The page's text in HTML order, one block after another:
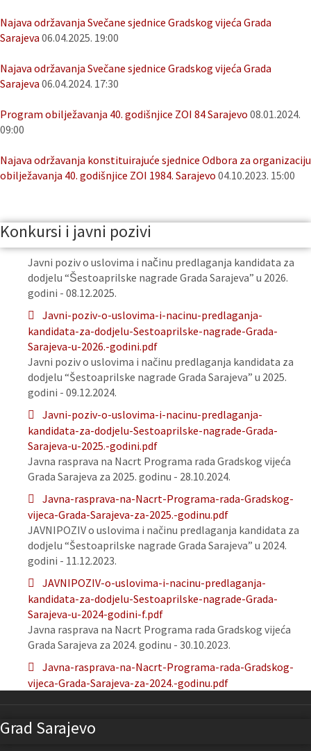
Najava održavanja Svečane sjednice Gradskog vijeća Grada
Sarajeva 06.04.2025. 19:00
Najava održavanja Svečane sjednice Gradskog vijeća Grada
Sarajeva 06.04.2024. 17:30
Program obilježavanja 40. godišnjice ZOI 84 Sarajevo 08.01.2024.
09:00
Najava održavanja konstituirajuće sjednice Odbora za organizaciju
obilježavanja 40. godišnjice ZOI 1984. Sarajevo 04.10.2023. 15:00
Konkursi i javni pozivi
Javni poziv o uslovima i načinu predlaganja kandidata za
dodjelu “Šestoaprilske nagrade Grada Sarajeva” u 2026.
godini - 08.12.2025.
Javni-poziv-o-uslovima-i-nacinu-predlaganja-
kandidata-za-dodjelu-Sestoaprilske-nagrade-Grada-
Sarajeva-u-2026.-godini.pdf
Javni poziv o uslovima i načinu predlaganja kandidata za
dodjelu “Šestoaprilske nagrade Grada Sarajeva” u 2025.
godini - 09.12.2024.
Javni-poziv-o-uslovima-i-nacinu-predlaganja-
kandidata-za-dodjelu-Sestoaprilske-nagrade-Grada-
Sarajeva-u-2025.-godini.pdf
Javna rasprava na Nacrt Programa rada Gradskog vijeća
Grada Sarajeva za 2025. godinu - 28.10.2024.
Javna-rasprava-na-Nacrt-Programa-rada-Gradskog-
vijeca-Grada-Sarajeva-za-2025.-godinu.pdf
JAVNIPOZIV o uslovima i načinu predlaganja kandidata za
dodjelu “Šestoaprilske nagrade Grada Sarajeva” u 2024.
godini - 11.12.2023.
JAVNIPOZIV-o-uslovima-i-nacinu-predlaganja-
kandidata-za-dodjelu-Sestoaprilske-nagrade-Grada-
Sarajeva-u-2024-godini-f.pdf
Javna rasprava na Nacrt Programa rada Gradskog vijeća
Grada Sarajeva za 2024. godinu - 30.10.2023.
Javna-rasprava-na-Nacrt-Programa-rada-Gradskog-
vijeca-Grada-Sarajeva-za-2024.-godinu.pdf
Grad Sarajevo